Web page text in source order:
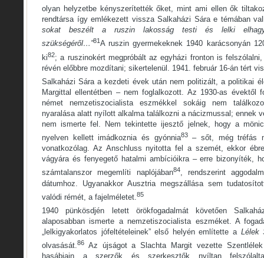
olyan helyzetbe kényszerítették őket, mint ami ellen ők
rendtársa így emlékezett vissza Salkaházi Sára e témában
sokat beszélt a ruszin lakosság testi és lelki
szükségéről…”81 A ruszin gyermekeknek 1940 karácsonyán
ki82; a ruszinokért megpróbált az egyházi fronton is
révén előbbre mozdítani; sikertelenül. 1941. február 16-án tért
Salkaházi Sára a kezdeti évek után nem politizált, a politikai
Margittal ellentétben – nem foglalkozott. Az 1930-as évektől
német nemzetiszocialista eszmékkel sokáig nem
nyaralása alatt nyílott alkalma találkozni a nácizmussal; ennek
nem ismerte fel. Nem tekintette ijesztő jelnek, hogy a
nyelven kellett imádkoznia és gyónnia83– sőt, még tréfás
vonatkozólag. Az Anschluss nyitotta fel a szemét, ekkor
vágyára és fenyegető hatalmi ambícióikra – erre bizonyíték,
számtalanszor megemlíti naplójában84, rendszerint
dátumhoz. Ugyanakkor Ausztria megszállása sem
valódi rémét, a fajelméletet. 85
1940 pünkösdjén letett örökfogadalmát követően
alaposabban ismerte a nemzetiszocialista eszméket. A
„lelkigyakorlatos jófeltételeinek” első helyén említette a Lélek
olvasását.86 Az újságot a Slachta Margit vezette
hasábjain a szerzők és szerkesztők nyíltan